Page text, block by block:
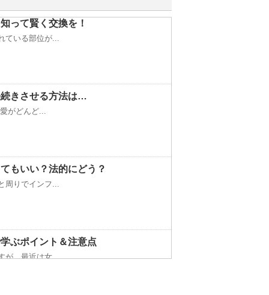
って賢く交換を！
いる部位が...
きさせる方法は…
がどんど...
もいい？法的にどう？
周りでインフ...
ぶポイント＆注意点
が、最近は女...